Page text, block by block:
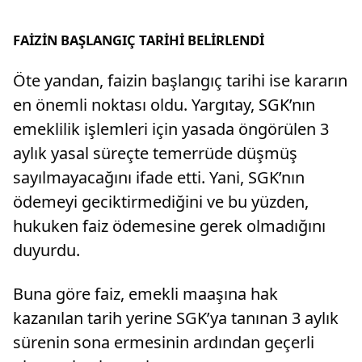
FAİZİN BAŞLANGIÇ TARİHİ BELİRLENDİ
Öte yandan, faizin başlangıç tarihi ise kararın
en önemli noktası oldu. Yargıtay, SGK’nın
emeklilik işlemleri için yasada öngörülen 3
aylık yasal süreçte temerrüde düşmüş
sayılmayacağını ifade etti. Yani, SGK’nın
ödemeyi geciktirmediğini ve bu yüzden,
hukuken faiz ödemesine gerek olmadığını
duyurdu.
Buna göre faiz, emekli maaşına hak
kazanılan tarih yerine SGK’ya tanınan 3 aylık
sürenin sona ermesinin ardından geçerli